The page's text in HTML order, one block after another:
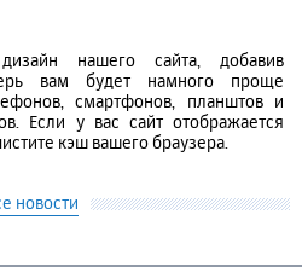
нашего сайта, добавив
вам будет намного проще
смартфонов, планштов и
Если у вас сайт отображается
кэш вашего браузера.
новости